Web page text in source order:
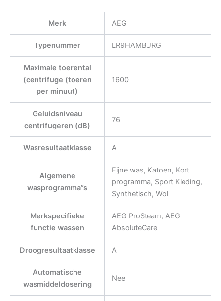
Merk AEG
Typenummer LR9HAMBURG
Maximale toerental
(centrifuge (toeren
per minuut)
1600
Geluidsniveau
centrifugeren (dB)
76
Wasresultaatklasse A
Algemene
wasprogramma”s
Fijne was, Katoen, Kort
programma, Sport Kleding,
Synthetisch, Wol
Merkspecifieke
functie wassen
AEG ProSteam, AEG
AbsoluteCare
Droogresultaatklasse A
Automatische
wasmiddeldosering
Nee